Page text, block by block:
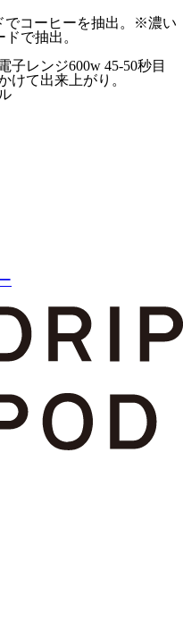
でコーヒーを抽出。※濃い
で抽出。
レンジ600w 45-50秒目
けて出来上がり。